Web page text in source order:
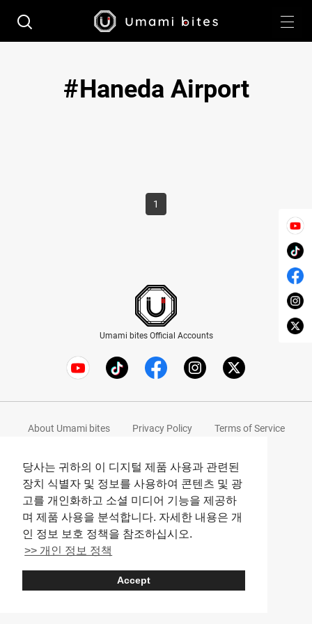
당사는 귀하의 이 디지털 제품 사용과 관련된
장치 식별자 및 정보를 사용하여 콘텐츠 및 광
고를 개인화하고 소셜 미디어 기능을 제공하
며 제품 사용을 분석합니다. 자세한 내용은 개
인 정보 보호 정책을 참조하십시오.
>> 개인 정보 정책
Accept
Haneda Airport
1
Umami bites Official Accounts
About Umami bites Privacy Policy
Terms of Service
© Umami bites All Rights Reserved.